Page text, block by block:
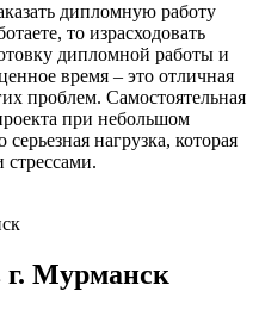
дипломную работу
то израсходовать
дипломной работы и
время – это отличная
проблем. Самостоятельная
при небольшом
нагрузка, которая
г. Мурманск